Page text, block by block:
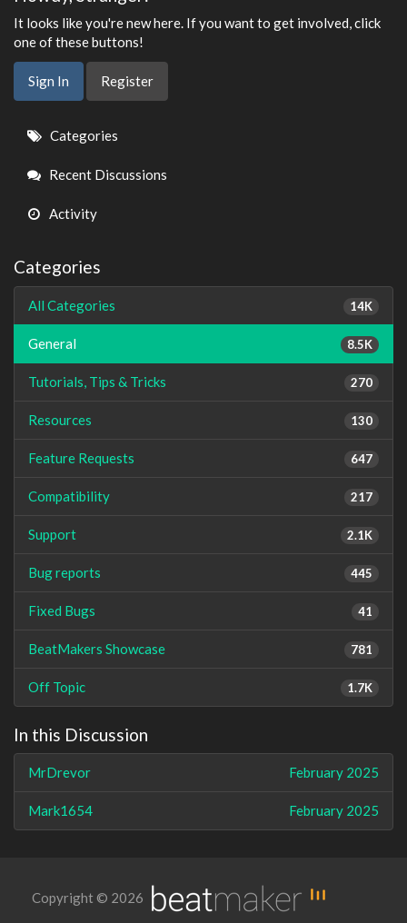
It looks like you're new here. If you want to get involved, click
one of these buttons!
Sign In Register
Quick
Links
Categories
Recent Discussions
Activity
Categories
14K
All Categories
8.5K
General
270
Tutorials, Tips & Tricks
130
Resources
647
Feature Requests
217
Compatibility
2.1K
Support
445
Bug reports
41
Fixed Bugs
781
BeatMakers Showcase
1.7K
Off Topic
In this Discussion
February 2025
MrDrevor
February 2025
Mark1654
Copyright © 2026